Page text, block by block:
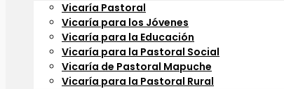
Vicaría Pastoral
Vicaría para los Jóvenes
Vicaría para la Educación
Vicaría para la Pastoral Social
Vicaría de Pastoral Mapuche
Vicaría para la Pastoral Rural